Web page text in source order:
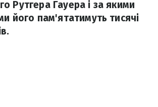
Рутгера Гауера і за якими
його пам'ятатимуть тисячі